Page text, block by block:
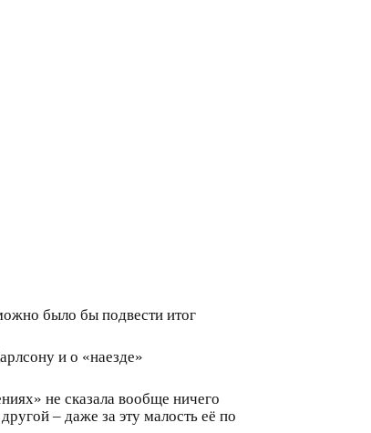
было бы подвести итог
и о «наезде»
не сказала вообще ничего
– даже за эту малость её по